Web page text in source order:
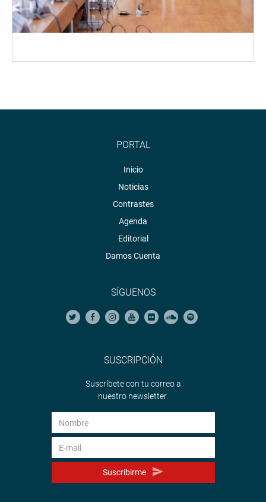
PORTAL
Inicio
Noticias
Contrastes
Agenda
Editorial
Damos Cuenta
SÍGUENOS
SUSCRIPCIÓN
Suscríbete con tu correo a
nuestro newsletter.
Suscribirme